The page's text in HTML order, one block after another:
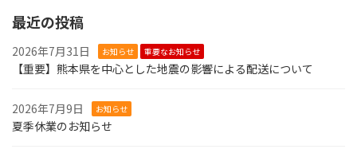
最近の投稿
2026年7月31日 お知らせ 重要なお知らせ
【重要】熊本県を中心とした地震の影響による配送について
2026年7月9日 お知らせ
夏季休業のお知らせ